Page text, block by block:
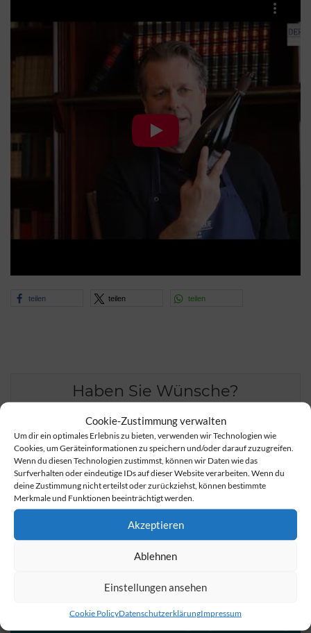
Cookie-Zustimmung verwalten
Um dir ein optimales Erlebnis zu bieten, verwenden wir Technologien wie
Cookies, um Geräteinformationen zu speichern und/oder darauf zuzugreifen.
Wenn du diesen Technologien zustimmst, können wir Daten wie das
Surfverhalten oder eindeutige IDs auf dieser Website verarbeiten. Wenn du
deine Zustimmung nicht erteilst oder zurückziehst, können bestimmte
Merkmale und Funktionen beeinträchtigt werden.
Akzeptieren
Ablehnen
Einstellungen ansehen
Cookie PolicyDatenschutzerklärungImpressum
teilen teilen teilen
Haben Sie Wünsche?
+49 3621-7720
info@der-lindenhof-gotha.de
Preise prüfen und
online Zimmer buchen
Garantiert.
Buchung mit Vertrauen:
Keine Kreditkarte für Tagespreise nötig.